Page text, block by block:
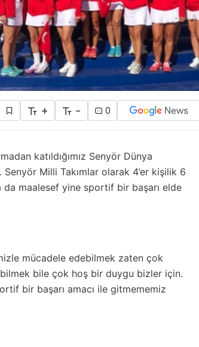
+ - 0
katıldığımız Senyör Dünya
Senyör Milli Takımlar olarak 4’er kişilik 6
da maalesef yine sportif bir başarı elde
mücadele edebilmek zaten çok
bile çok hoş bir duygu bizler için.
bir başarı amacı ile gitmememiz